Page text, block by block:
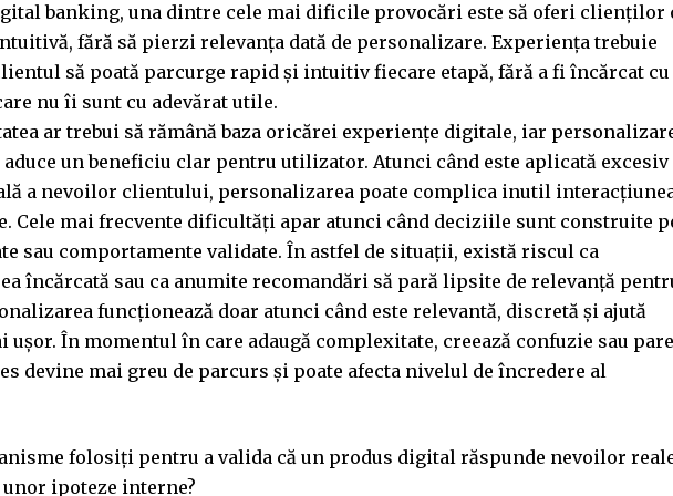
banking, una dintre cele mai dificile provocări este să oferi clienților
fără să pierzi relevanța dată de personalizare. Experiența trebuie
să poată parcurge rapid și intuitiv fiecare etapă, fără a fi încărcat cu
nu îi sunt cu adevărat utile.
ar trebui să rămână baza oricărei experiențe digitale, iar
aduce un beneficiu clar pentru utilizator. Atunci când este aplicată excesiv
a nevoilor clientului, personalizarea poate complica inutil
Cele mai frecvente dificultăți apar atunci când deciziile sunt construite
sau comportamente validate. În astfel de situații, există riscul ca
încărcată sau ca anumite recomandări să pară lipsite de relevanță
funcționează doar atunci când este relevantă, discretă și ajută
În momentul în care adaugă complexitate, creează confuzie sau pare
devine mai greu de parcurs și poate afecta nivelul de încredere al
folosiți pentru a valida că un produs digital răspunde nevoilor
ipoteze interne?